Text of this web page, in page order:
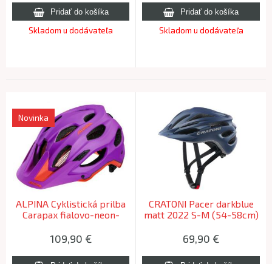
Skladom u dodávateľa Skladom u dodávateľa
ALPINA Cyklistická prilba
Carapax fialovo-neon-
Novinka
109,90 €
CRATONI Pacer darkblue
matt 2022 S-M (54-58cm)
69,90 €